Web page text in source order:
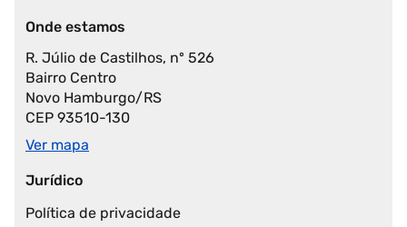
Onde estamos
R. Júlio de Castilhos, nº 526
Bairro Centro
Novo Hamburgo/RS
CEP 93510-130
Ver mapa
Jurídico
Política de privacidade